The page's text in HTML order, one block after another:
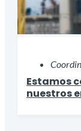
Estamos
nuestros